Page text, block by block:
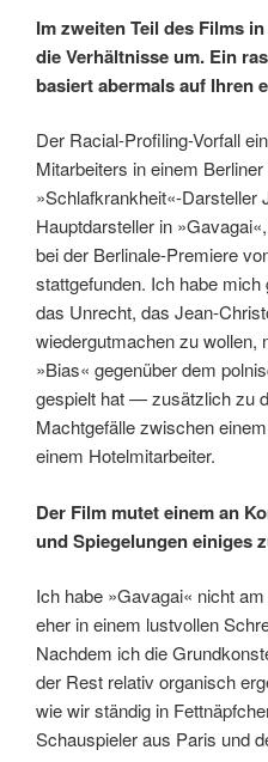
Im zweiten Teil des Films
die Verhältnisse um. Ein
basiert abermals auf Ihren
Der Racial-Profiling-Vorfall
Mitarbeiters in einem
»Schlafkrankheit«-Darsteller
Hauptdarsteller in
bei der Berlinale-Premiere
stattgefunden. Ich habe
das Unrecht, das Jean-
wiedergutmachen zu wollen,
»Bias« gegenüber dem
ge­spielt hat — zusätzlich zu
Machtgefälle zwischen
einem Hotel­mitarbeiter.
Der Film mutet einem an
und Spiegelungen einiges
Ich habe »Ga­va­gai« nicht
eher in ­einem lustvollen
Nachdem ich die
der Rest relativ organisch
wie wir ständig in
Schauspieler aus Paris und